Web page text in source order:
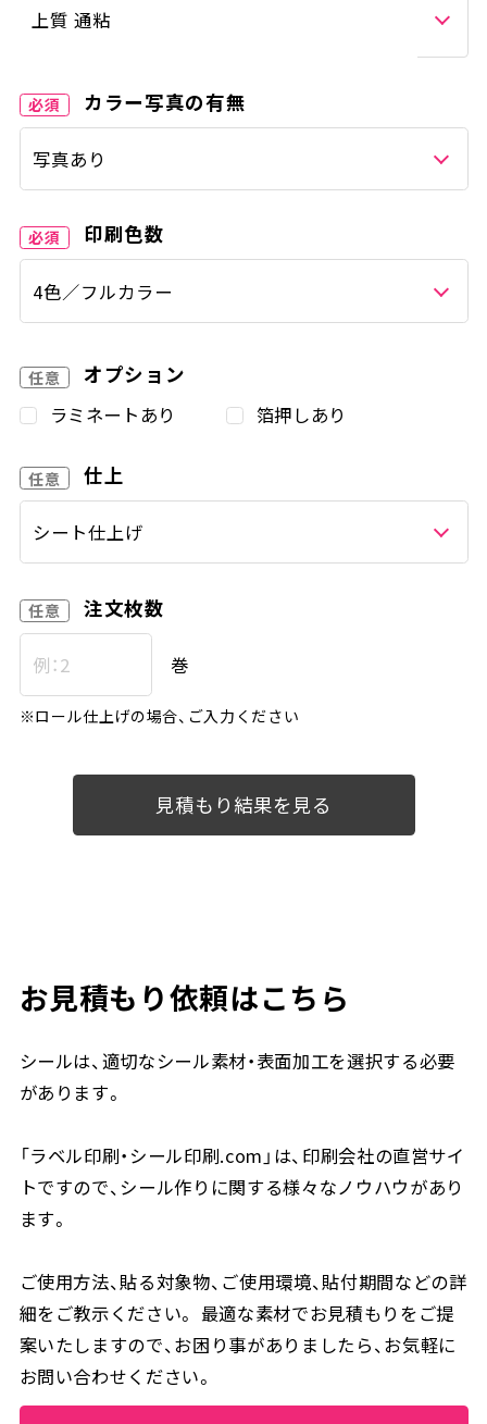
カラー写真の有無
印刷色数
オプション
ラミネートあり 箔押しあり
仕上
注文枚数
巻
※ロール仕上げの場合、ご入力ください
お見積もり依頼はこちら
シールは、適切なシール素材・表面加工を選択する必要
があります。
「ラベル印刷・シール印刷.com」は、印刷会社の直営サイ
トですので、シール作りに関する様々なノウハウがあり
ます。
ご使用方法、貼る対象物、ご使用環境、貼付期間などの詳
細をご教示ください。 最適な素材でお見積もりをご提
案いたしますので、お困り事がありましたら、お気軽に
お問い合わせください。